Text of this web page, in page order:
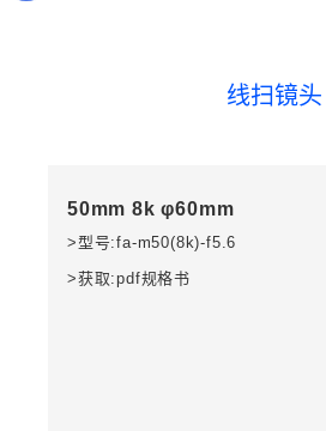
线扫镜头
50mm 8k φ60mm
>型号:fa-m50(8k)-f5.6
>获取:pdf规格书